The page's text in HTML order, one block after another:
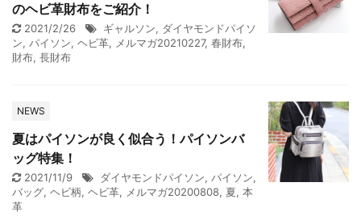
のヘビ革財布をご紹介！
2021/2/26 ギャルソン, ダイヤモンドパイソ
ン, パイソン, ヘビ革, メルマガ20210227, 春財布,
財布, 長財布
NEWS
夏はパイソンが良く似合う！パイソンバ
ッグ特集！
2021/11/9 ダイヤモンドパイソン, パイソン,
バッグ, ヘビ柄, ヘビ革, メルマガ20200808, 夏, 本
革